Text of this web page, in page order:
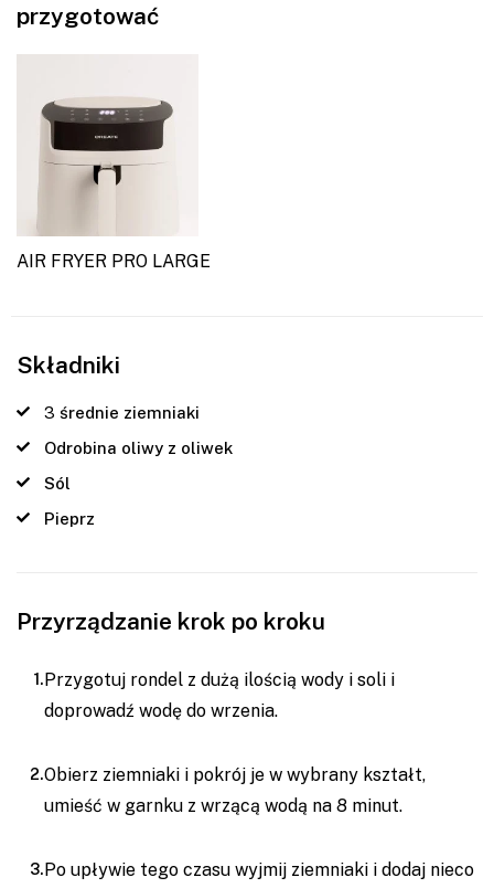
przygotować
AIR FRYER PRO LARGE
Składniki
3 średnie ziemniaki
Odrobina oliwy z oliwek
Sól
Pieprz
Przyrządzanie krok po kroku
Przygotuj rondel z dużą ilością wody i soli i
doprowadź wodę do wrzenia.
Obierz ziemniaki i pokrój je w wybrany kształt,
umieść w garnku z wrzącą wodą na 8 minut.
Po upływie tego czasu wyjmij ziemniaki i dodaj nieco